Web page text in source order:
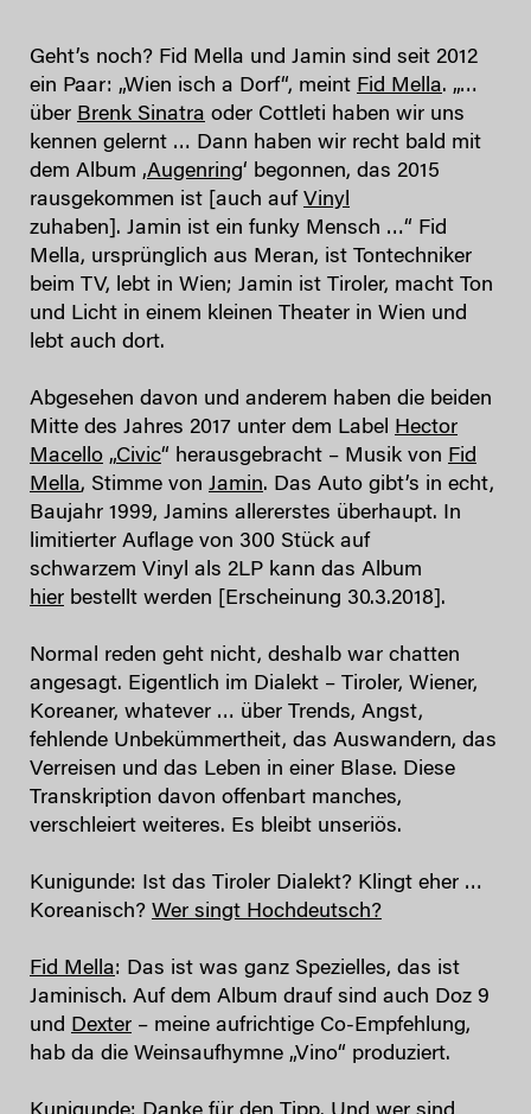
Geht’s noch? Fid Mella und Jamin sind seit 2012
ein Paar: „Wien isch a Dorf“, meint Fid Mella. „…
über Brenk Sinatra oder Cottleti haben wir uns
kennen gelernt … Dann haben wir recht bald mit
dem Album ‚Augenring‘ begonnen, das 2015
rausgekommen ist [auch auf Vinyl
zuhaben]. Jamin ist ein funky Mensch …“ Fid
Mella, ursprünglich aus Meran, ist Tontechniker
beim TV, lebt in Wien; Jamin ist Tiroler, macht Ton
und Licht in einem kleinen Theater in Wien und
lebt auch dort.
Abgesehen davon und anderem haben die beiden
Mitte des Jahres 2017 unter dem Label Hector
Macello „Civic“ herausgebracht – Musik von Fid
Mella, Stimme von Jamin. Das Auto gibt’s in echt,
Baujahr 1999, Jamins allererstes überhaupt. In
limitierter Auflage von 300 Stück auf
schwarzem Vinyl als 2LP kann das Album
hier bestellt werden [Erscheinung 30.3.2018].
Normal reden geht nicht, deshalb war chatten
angesagt. Eigentlich im Dialekt – Tiroler, Wiener,
Koreaner, whatever … über Trends, Angst,
fehlende Unbekümmertheit, das Auswandern, das
Verreisen und das Leben in einer Blase. Diese
Transkription davon offenbart manches,
verschleiert weiteres. Es bleibt unseriös.
Kunigunde: Ist das Tiroler Dialekt? Klingt eher …
Koreanisch? Wer singt Hochdeutsch?
Fid Mella: Das ist was ganz Spezielles, das ist
Jaminisch. Auf dem Album drauf sind auch Doz 9
und Dexter – meine aufrichtige Co-Empfehlung,
hab da die Weinsaufhymne „Vino“ produziert.